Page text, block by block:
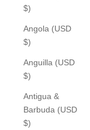
$)
Angola (USD
$)
Anguilla (USD
$)
Antigua &
Barbuda (USD
$)